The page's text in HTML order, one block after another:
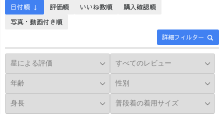
詳細フィルター
日付順 ↓ 評価順 いいね数順
購入確認順
写真・動画付き順